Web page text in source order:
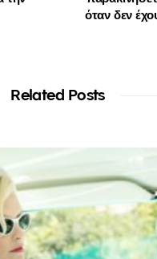
όταν δεν
Related Posts